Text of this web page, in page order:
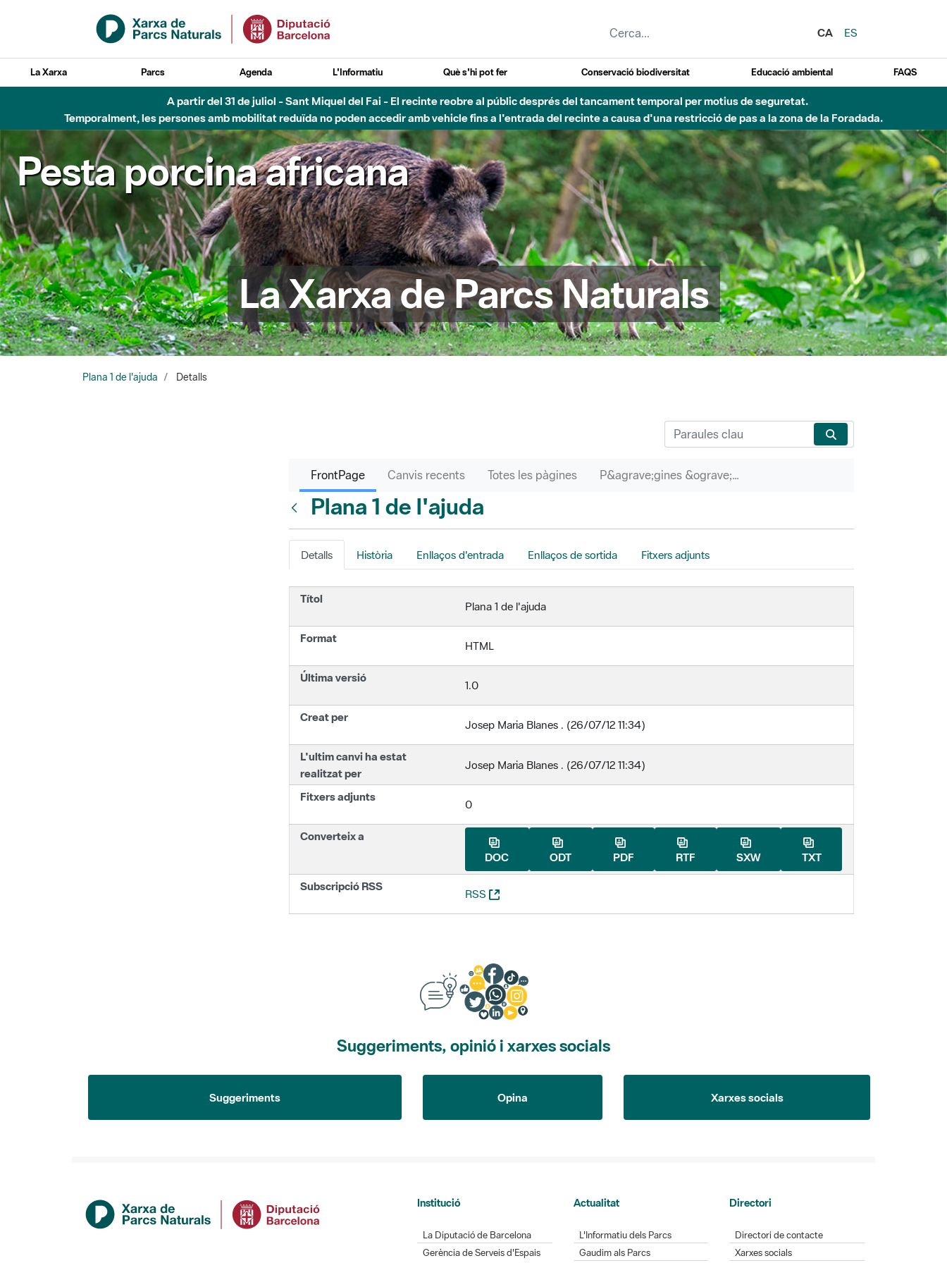
Salta al contingut principal
CA
ES
La Xarxa Parcs Agenda L'Informatiu Què s'hi pot fer Conservació biodiversitat Educació ambiental FAQS
A partir del 31 de juliol - Sant Miquel del Fai - El recinte reobre al públic després del tancament temporal per motius de seguretat.
Temporalment, les persones amb mobilitat reduïda no poden accedir amb vehicle fins a l'entrada del recinte a causa d'una restricció de pas a la zona de la Foradada.
Pesta porcina africana
La Xarxa de Parcs Naturals
Plana 1 de l'ajuda Detalls
FrontPage Canvis recents Totes les pàgines P&agrave;gines &ograve;rfenes
Plana 1 de l'ajuda
Detalls Història Enllaços d'entrada Enllaços de sortida Fitxers adjunts
Títol
Plana 1 de l'ajuda
Format
HTML
Última versió
1.0
Creat per
Josep Maria Blanes . (26/07/12 11:34)
L'ultim canvi ha estat
realitzat per
Josep Maria Blanes . (26/07/12 11:34)
Fitxers adjunts
0
Converteix a
DOC
ODT PDF RTF SXW TXT
Subscripció RSS
RSS (Obre una nova finestra)
Suggeriments, opinió i xarxes socials
Suggeriments Opina Xarxes socials
Institució
La Diputació de Barcelona
Gerència de Serveis d'Espais
Actualitat
L'Informatiu dels Parcs
Gaudim als Parcs
Directori
Directori de contacte
Xarxes socials